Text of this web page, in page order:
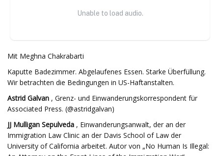
Mit Meghna Chakrabarti
Kaputte Badezimmer. Abgelaufenes Essen. Starke Überfüllung.
Wir betrachten die Bedingungen in US-Haftanstalten.
Astrid Galvan , Grenz- und Einwanderungskorrespondent für
Associated Press. (@astridgalvan)
JJ Mulligan Sepulveda , Einwanderungsanwalt, der an der
Immigration Law Clinic an der Davis School of Law der
University of California arbeitet. Autor von „No Human Is Illegal: